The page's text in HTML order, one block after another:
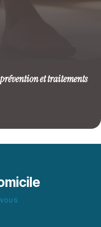
et traitements